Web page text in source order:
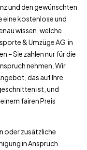
und den gewünschten
eine kostenlose und
wissen, welche
& Umzüge AG in
– Sie zahlen nur für die
nehmen. Wir
das auf Ihre
ist, und
einem fairen Preis
oder zusätzliche
in Anspruch